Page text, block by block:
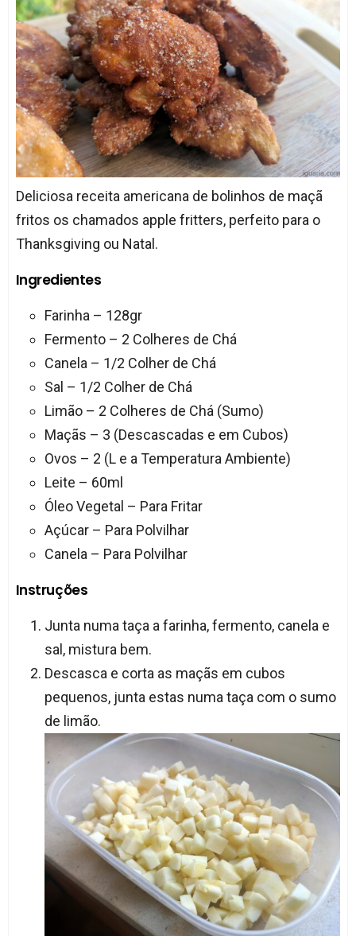
Deliciosa receita americana de bolinhos de maçã
fritos os chamados apple fritters, perfeito para o
Thanksgiving ou Natal.
Ingredientes
Farinha – 128gr
Fermento – 2 Colheres de Chá
Canela – 1/2 Colher de Chá
Sal – 1/2 Colher de Chá
Limão – 2 Colheres de Chá (Sumo)
Maçãs – 3 (Descascadas e em Cubos)
Ovos – 2 (L e a Temperatura Ambiente)
Leite – 60ml
Óleo Vegetal – Para Fritar
Açúcar – Para Polvilhar
Canela – Para Polvilhar
Instruções
Junta numa taça a farinha, fermento, canela e
sal, mistura bem.
Descasca e corta as maçãs em cubos
pequenos, junta estas numa taça com o sumo
de limão.